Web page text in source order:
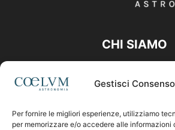
Gestisci Consenso
Per fornire le migliori esperienze, utilizziamo
per memorizzare e/o accedere alle informazioni
CHI SIAMO
Contattaci:
SEGUICI